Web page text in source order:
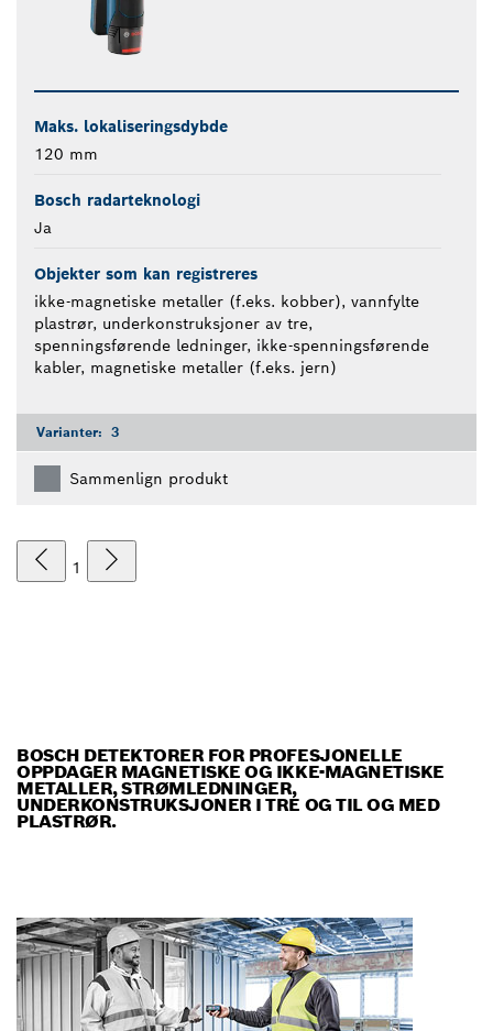
Maks. lokaliseringsdybde
120 mm
Bosch radarteknologi
Ja
Objekter som kan registreres
ikke-magnetiske metaller (f.eks. kobber), vannfylte
plastrør, underkonstruksjoner av tre,
spenningsførende ledninger, ikke-spenningsførende
kabler, magnetiske metaller (f.eks. jern)
Varianter: 3
Sammenlign produkt
1
BOSCH DETEKTORER FOR PROFESJONELLE
OPPDAGER MAGNETISKE OG IKKE-MAGNETISKE
METALLER, STRØMLEDNINGER,
UNDERKONSTRUKSJONER I TRE OG TIL OG MED
PLASTRØR.